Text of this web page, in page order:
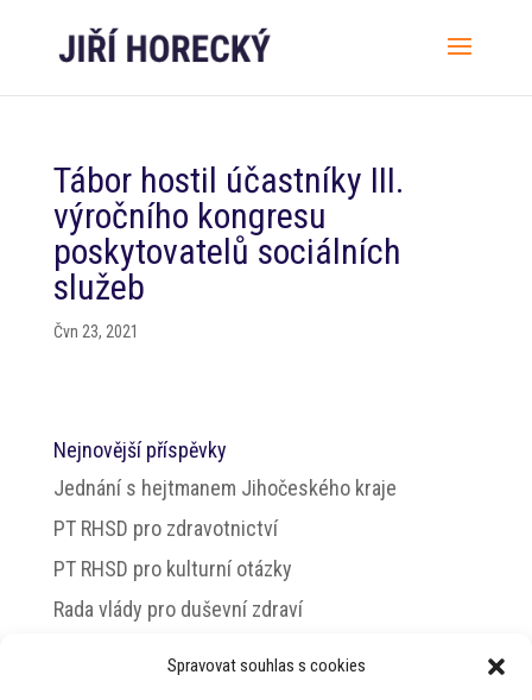
Spravovat souhlas s cookies
Tábor hostil účastníky III.
výročního kongresu
poskytovatelů sociálních
služeb
Čvn 23, 2021
Nejnovější příspěvky
Jednání s hejtmanem Jihočeského kraje
PT RHSD pro zdravotnictví
PT RHSD pro kulturní otázky
Rada vlády pro duševní zdraví